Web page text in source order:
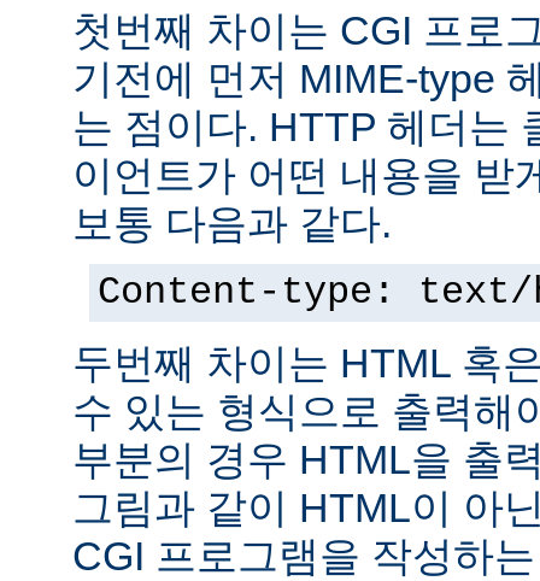
첫번째 차이는 CGI 프로
기전에 먼저 MIME-type
는 점이다. HTTP 헤더는
이언트가 어떤 내용을 받
보통 다음과 같다.
Content-type: text/
두번째 차이는 HTML 혹
수 있는 형식으로 출력해
부분의 경우 HTML을 출
그림과 같이 HTML이 아
CGI 프로그램을 작성하